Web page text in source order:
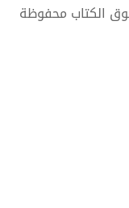
الكتاب محفوظة